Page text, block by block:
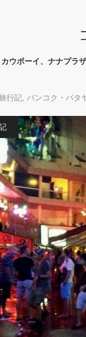
ウボーイ、ナナプラ
行記, バンコク・パタ